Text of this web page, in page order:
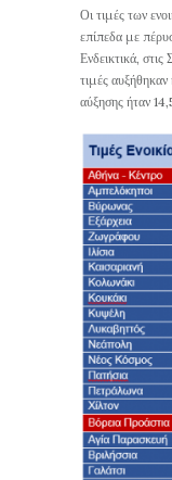
Οι τιμές των
επίπεδα με
Ενδεικτικά,
τιμές
αύξησης ήταν